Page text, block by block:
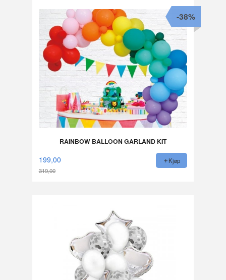
RAINBOW BALLOON GARLAND KIT
199,00
319,00
-38%
Kjøp